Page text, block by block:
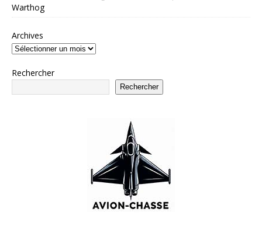
Warthog
Archives
Rechercher
Rechercher